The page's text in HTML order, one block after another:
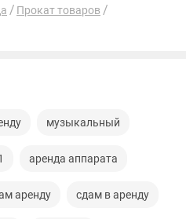
Прокат товаров
музыкальный
аренда аппарата
аренду сдам в аренду